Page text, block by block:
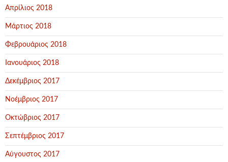
Απρίλιος 2018
Μάρτιος 2018
Φεβρουάριος 2018
Ιανουάριος 2018
Δεκέμβριος 2017
Νοέμβριος 2017
Οκτώβριος 2017
Σεπτέμβριος 2017
Αύγουστος 2017